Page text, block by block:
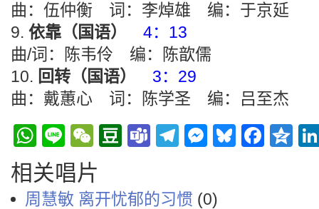
曲：伍仲衡 词：李焯雄 编：于京延
依靠（国语）
4：13
曲/词：陈韦伶 编：陈歆儒
回转（国语）
3：29
曲：戴蕙心 词：陈学圣 编：吕至杰
WhatsApp
LineWeChat
Douban
TeamsTelegramBluesky
相关唱片
周慧敏 离开忧郁的习惯 (0)